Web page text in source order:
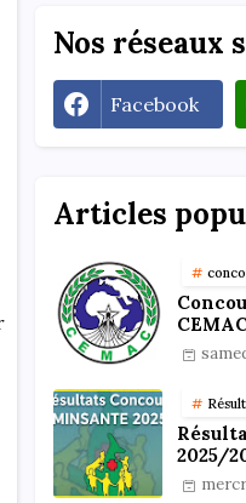
Nos réseaux
Facebook
Articles
2025/
jour)